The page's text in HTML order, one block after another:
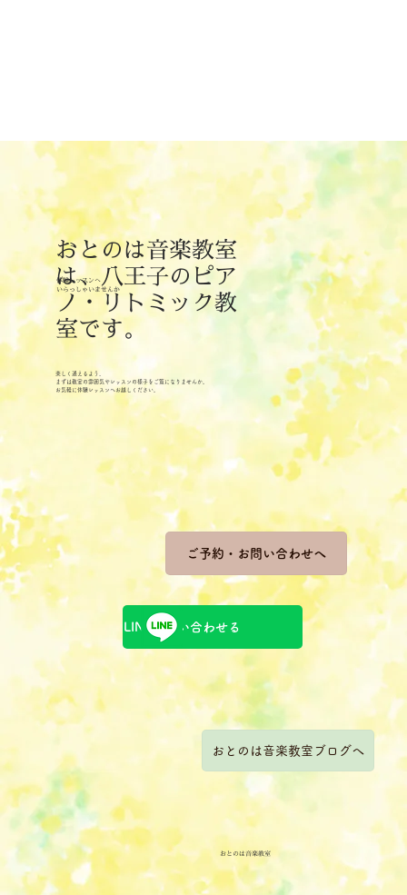
体験レッスンへ
​いらっしゃいませんか
おとのは音楽教室
は、八王子のピア
ノ・リトミック教
室です。
楽しく通えるよう、
まずは教室の雰囲気やレッスンの様子をご覧になりませんか。
お気軽に体験レッスンへお越しください。
ご予約・お問い合わせへ
LINEで問い合わせる
おとのは音楽教室ブログへ
おとのは音楽教室